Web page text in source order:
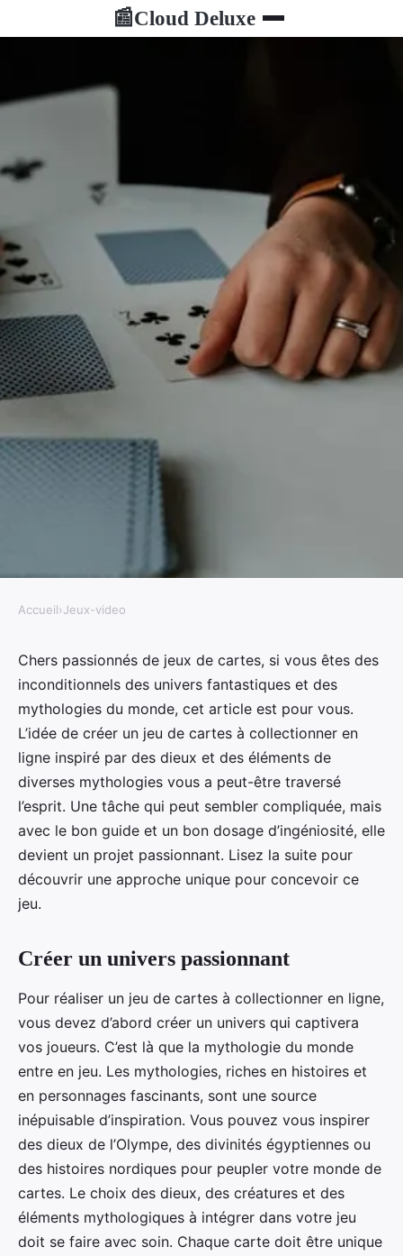
📰Cloud Deluxe
Quelle approche pour
développer un jeu de cartes à
collectionner en ligne basé sur
des mythologies du monde?
8 avril 2024
Accueil›Jeux-video
Chers passionnés de jeux de cartes, si vous êtes des
inconditionnels des univers fantastiques et des
mythologies du monde, cet article est pour vous.
L’idée de créer un jeu de cartes à collectionner en
ligne inspiré par des dieux et des éléments de
diverses mythologies vous a peut-être traversé
l’esprit. Une tâche qui peut sembler compliquée, mais
avec le bon guide et un bon dosage d’ingéniosité, elle
devient un projet passionnant. Lisez la suite pour
découvrir une approche unique pour concevoir ce
jeu.
Créer un univers passionnant
Pour réaliser un jeu de cartes à collectionner en ligne,
vous devez d’abord créer un univers qui captivera
vos joueurs. C’est là que la mythologie du monde
entre en jeu. Les mythologies, riches en histoires et
en personnages fascinants, sont une source
inépuisable d’inspiration. Vous pouvez vous inspirer
des dieux de l’Olympe, des divinités égyptiennes ou
des histoires nordiques pour peupler votre monde de
cartes. Le choix des dieux, des créatures et des
éléments mythologiques à intégrer dans votre jeu
doit se faire avec soin. Chaque carte doit être unique